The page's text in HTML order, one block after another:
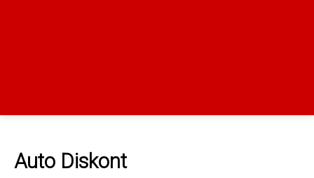
Auto Diskont